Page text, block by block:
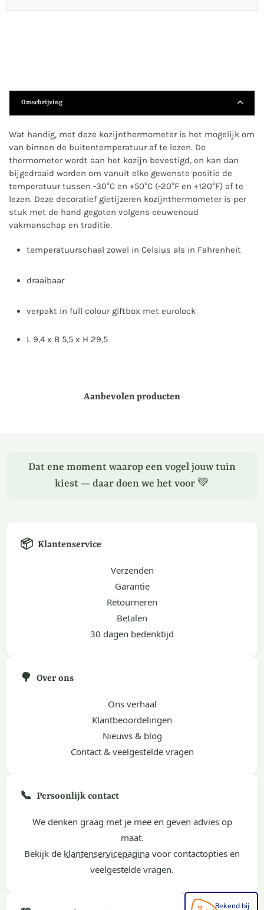
Omschrijving
Wat handig, met deze kozijnthermometer is het mogelijk om
van binnen de buitentemperatuur af te lezen. De
thermometer wordt aan het kozijn bevestigd, en kan dan
bijgedraaid worden om vanuit elke gewenste positie de
temperatuur tussen -30°C en +50°C (-20°F en +120°F) af te
lezen. Deze decoratief gietijzeren kozijnthermometer is per
stuk met de hand gegoten volgens eeuwenoud
vakmanschap en traditie.
temperatuurschaal zowel in Celsius als in Fahrenheit
draaibaar
verpakt in full colour giftbox met eurolock
L 9,4 x B 5,5 x H 29,5
Aanbevolen producten
Dat ene moment waarop een vogel jouw tuin
kiest — daar doen we het voor 💚
📦 Klantenservice
Verzenden
Garantie
Retourneren
Betalen
30 dagen bedenktijd
🌳 Over ons
Ons verhaal
Klantbeoordelingen
Nieuws & blog
Contact & veelgestelde vragen
📞 Persoonlijk contact
We denken graag met je mee en geven advies op
maat.
Bekijk de klantenservicepagina voor contactopties en
veelgestelde vragen.